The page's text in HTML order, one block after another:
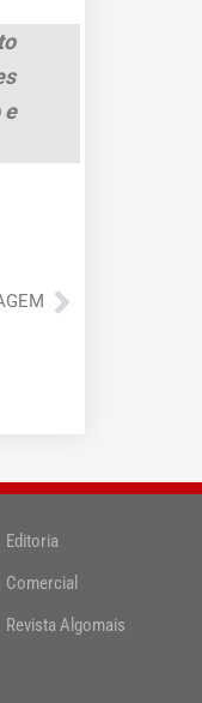
e
Próximo
Editoria
Comercial
Revista Algomais